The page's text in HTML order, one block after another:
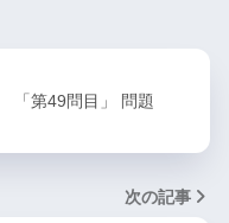
「第49問目」 問題
次の記事